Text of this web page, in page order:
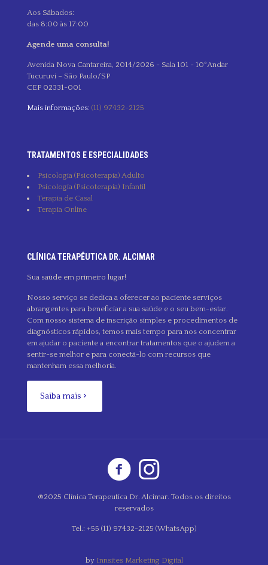
Aos Sábados:
das 8:00 às 17:00
Agende uma consulta!
Avenida Nova Cantareira, 2014/2026 - Sala 101 - 10°Andar
Tucuruvi – São Paulo/SP
CEP 02331-001
Mais informações: (11) 97432-2125
TRATAMENTOS E ESPECIALIDADES
Psicologia (Psicoterapia) Adulto
Psicologia (Psicoterapia) Infantil
Terapia de Casal
Terapia Online
CLÍNICA TERAPÊUTICA DR. ALCIMAR
Sua saúde em primeiro lugar!
Nosso serviço se dedica a oferecer ao paciente serviços
abrangentes para beneficiar a sua saúde e o seu bem-estar.
Com nosso sistema de inscrição simples e procedimentos de
diagnósticos rápidos, temos mais tempo para nos concentrar
em ajudar o paciente a encontrar tratamentos que o ajudem a
sentir-se melhor e para conectá-lo com recursos que
mantenham essa melhoria.
Saiba mais
®2025 Clínica Terapeutica Dr. Alcimar. Todos os direitos
reservados
Tel.: +55 (11) 97432-2125 (WhatsApp)
by Innsites Marketing Digital